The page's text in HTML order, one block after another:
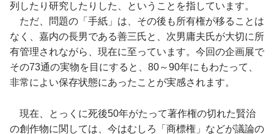
列したり研究したりした、ということを指しています。
ただ、問題の「手紙」は、その後も所有権が移ることは
なく、嘉内の長男である善三氏と、次男庸夫氏が大切に所
有管理されながら、現在に至っています。今回の企画展で
その73通の実物を目にすると、80～90年にもわたって、
非常によい保存状態にあったことが実感されます。
現在、とっくに死後50年がたって著作権の切れた賢治
の創作物に関しては、今はむしろ「商標権」などが議論の